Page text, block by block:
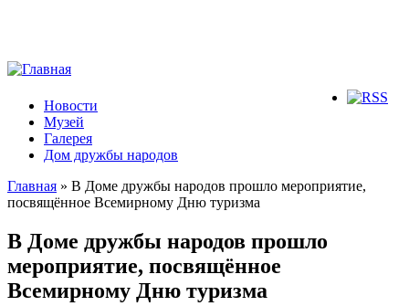
Новости
Музей
Галерея
Дом дружбы народов
Вы здесь
Главная » В Доме дружбы народов прошло мероприятие,
посвящённое Всемирному Дню туризма
В Доме дружбы народов прошло
мероприятие, посвящённое
Всемирному Дню туризма